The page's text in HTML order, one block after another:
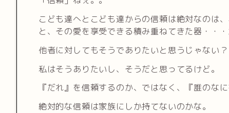
こども達へとこども達からの信頼は絶対なのは
と、その愛を享受できる積み重ねてきた器・・・
他者に対してもそうでありたいと思うじゃない？
私はそうありたいし、そうだと思ってるけど。
『だれ』を信頼するのか、ではなく、『誰のな
絶対的な信頼は家族にしか持てないのかな。